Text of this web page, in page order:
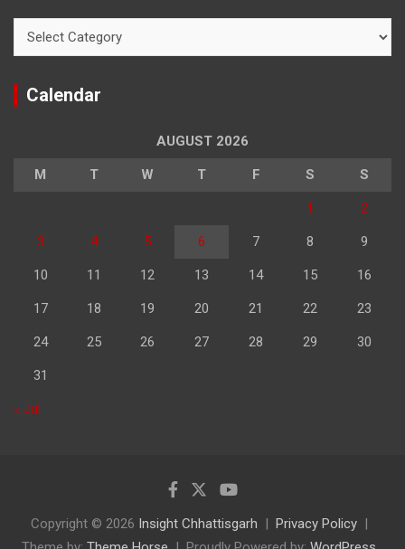
Calendar
AUGUST 2026
M T W T F S S
1 2
3 4 5 6 7 8 9
10 11 12 13 14 15 16
17 18 19 20 21 22 23
24 25 26 27 28 29 30
31
« Jul
Copyright © 2026 Insight Chhattisgarh
Privacy Policy